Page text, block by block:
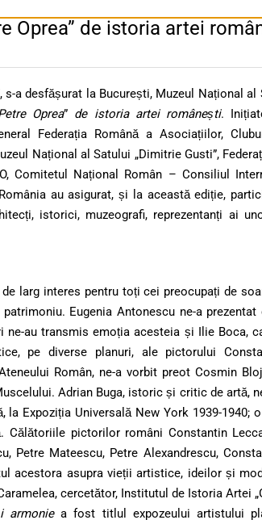
Oprea” de istoria artei
s-a desfășurat la București, Muzeul Național al
Oprea” de istoria artei românești.
Federația Română a Asociațiilor,
Național al Satului „Dimitrie Gusti”,
Comitetul Național Român – Consiliul
au asigurat, și la această ediție,
istorici, muzeografi, reprezentanți ai
larg interes pentru toți cei preocupați de
Eugenia Antonescu ne-a
ne-au transmis emoția acesteia și Ilie Boca,
pe diverse planuri, ale pictorului
Român, ne-a vorbit preot Cosmin
Adrian Buga, istoric și critic de artă,
la Expoziția Universală New York 1939-1940;
Călătoriile pictorilor români Constantin
Petre Mateescu, Petre Alexandrescu,
acestora asupra vieții artistice, ideilor și
cercetător, Institutul de Istoria Artei
armoniea fost titlul expozeului artistului